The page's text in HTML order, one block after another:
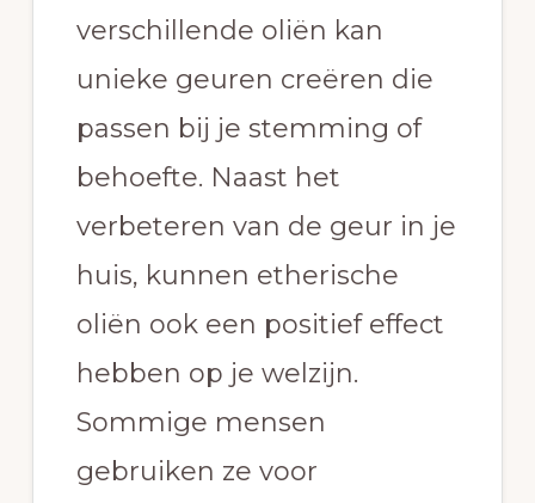
verschillende oliën kan
unieke geuren creëren die
passen bij je stemming of
behoefte. Naast het
verbeteren van de geur in je
huis, kunnen etherische
oliën ook een positief effect
hebben op je welzijn.
Sommige mensen
gebruiken ze voor